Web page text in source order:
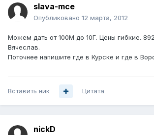
slava-mce
Опубликовано 12 марта, 2012
Можем дать от 100М до 10Г. Цены гибкие.
Вячеслав.
Поточнее напишите где в Курске и где в
Вставить ник Цитата
nickD